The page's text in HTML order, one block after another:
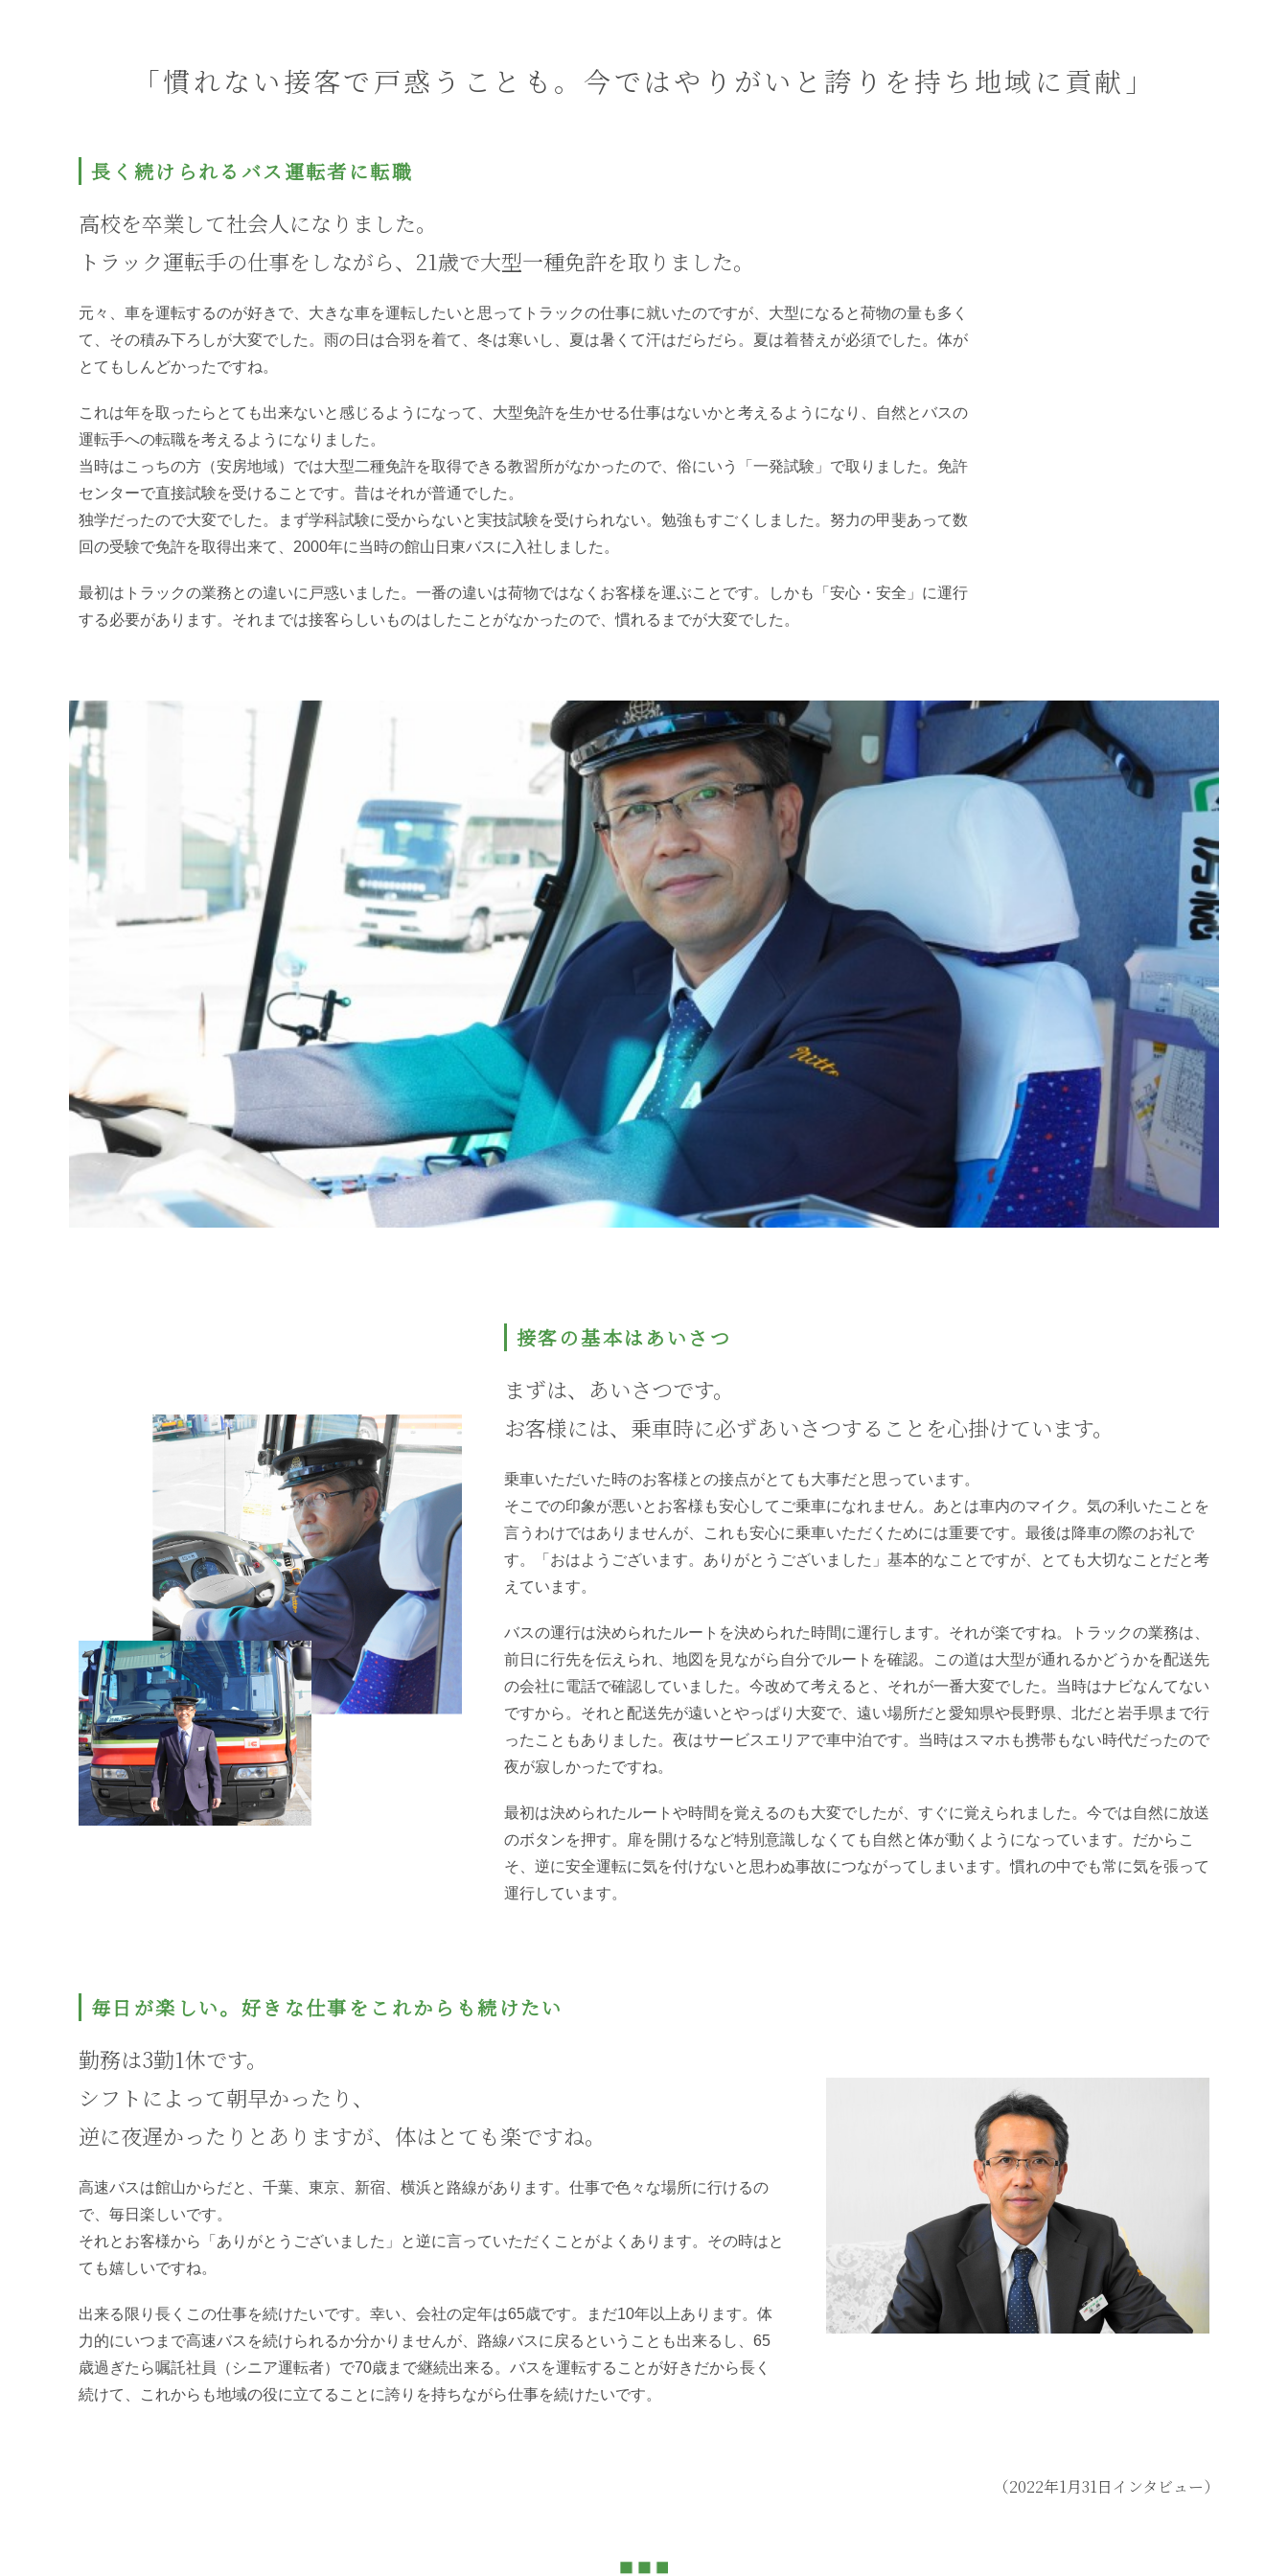
「慣れない接客で戸惑うことも。今ではやりがいと誇りを持ち地域に貢献」
長く続けられるバス運転者に転職
高校を卒業して社会人になりました。
トラック運転手の仕事をしながら、21歳で大型一種免許を取りました。
元々、車を運転するのが好きで、大きな車を運転したいと思ってトラックの仕事に就いたのですが、大型になると荷物の量も多く
て、その積み下ろしが大変でした。雨の日は合羽を着て、冬は寒いし、夏は暑くて汗はだらだら。夏は着替えが必須でした。体が
とてもしんどかったですね。
これは年を取ったらとても出来ないと感じるようになって、大型免許を生かせる仕事はないかと考えるようになり、自然とバスの
運転手への転職を考えるようになりました。
当時はこっちの方（安房地域）では大型二種免許を取得できる教習所がなかったので、俗にいう「一発試験」で取りました。免許
センターで直接試験を受けることです。昔はそれが普通でした。
独学だったので大変でした。まず学科試験に受からないと実技試験を受けられない。勉強もすごくしました。努力の甲斐あって数
回の受験で免許を取得出来て、2000年に当時の館山日東バスに入社しました。
最初はトラックの業務との違いに戸惑いました。一番の違いは荷物ではなくお客様を運ぶことです。しかも「安心・安全」に運行
する必要があります。それまでは接客らしいものはしたことがなかったので、慣れるまでが大変でした。
接客の基本はあいさつ
まずは、あいさつです。
お客様には、乗車時に必ずあいさつすることを心掛けています。
乗車いただいた時のお客様との接点がとても大事だと思っています。
そこでの印象が悪いとお客様も安心してご乗車になれません。あとは車内のマイク。気の利いたことを
言うわけではありませんが、これも安心に乗車いただくためには重要です。最後は降車の際のお礼で
す。「おはようございます。ありがとうございました」基本的なことですが、とても大切なことだと考
えています。
バスの運行は決められたルートを決められた時間に運行します。それが楽ですね。トラックの業務は、
前日に行先を伝えられ、地図を見ながら自分でルートを確認。この道は大型が通れるかどうかを配送先
の会社に電話で確認していました。今改めて考えると、それが一番大変でした。当時はナビなんてない
ですから。それと配送先が遠いとやっぱり大変で、遠い場所だと愛知県や長野県、北だと岩手県まで行
ったこともありました。夜はサービスエリアで車中泊です。当時はスマホも携帯もない時代だったので
夜が寂しかったですね。
最初は決められたルートや時間を覚えるのも大変でしたが、すぐに覚えられました。今では自然に放送
のボタンを押す。扉を開けるなど特別意識しなくても自然と体が動くようになっています。だからこ
そ、逆に安全運転に気を付けないと思わぬ事故につながってしまいます。慣れの中でも常に気を張って
運行しています。
毎日が楽しい。好きな仕事をこれからも続けたい
勤務は3勤1休です。
シフトによって朝早かったり、
逆に夜遅かったりとありますが、体はとても楽ですね。
高速バスは館山からだと、千葉、東京、新宿、横浜と路線があります。仕事で色々な場所に行けるの
で、毎日楽しいです。
それとお客様から「ありがとうございました」と逆に言っていただくことがよくあります。その時はと
ても嬉しいですね。
出来る限り長くこの仕事を続けたいです。幸い、会社の定年は65歳です。まだ10年以上あります。体
力的にいつまで高速バスを続けられるか分かりませんが、路線バスに戻るということも出来るし、65
歳過ぎたら嘱託社員（シニア運転者）で70歳まで継続出来る。バスを運転することが好きだから長く
続けて、これからも地域の役に立てることに誇りを持ちながら仕事を続けたいです。
（2022年1月31日インタビュー）